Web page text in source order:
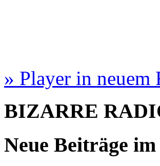
» Player in neuem
BIZARRE
Neue Beiträge im